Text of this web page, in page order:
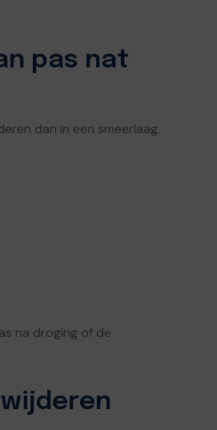
pas nat
dan in een smeerlaag.
na droging of de